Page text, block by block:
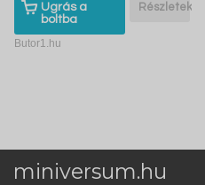
Ugrás a
boltba
Részletek
Butor1.hu
miniversum.hu